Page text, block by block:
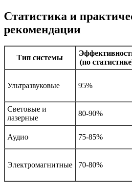
Статистика и
рекомендации
Тип системы
(по
Ультразвуковые 95%
Световые и
лазерные
80-90%
Аудио 75-85%
Электромагнитные 70-80%